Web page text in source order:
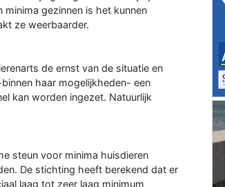
gezinnen is het kunnen
ze weerbaarder.
de ernst van de situatie en
haar mogelijkheden- een
kan worden ingezet. Natuurlijk
steun voor minima huisdieren
De stichting heeft berekend dat er
laag tot zeer laag minimum